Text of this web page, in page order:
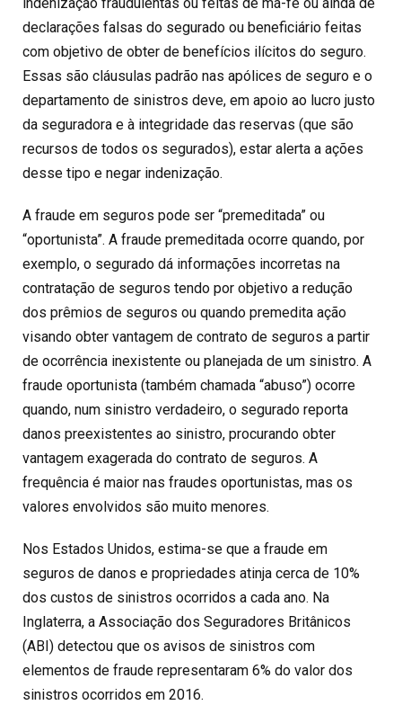
declarações falsas do segurado ou beneficiário feitas
com objetivo de obter de benefícios ilícitos do seguro.
Essas são cláusulas padrão nas apólices de seguro e o
departamento de sinistros deve, em apoio ao lucro justo
da seguradora e à integridade das reservas (que são
recursos de todos os segurados), estar alerta a ações
desse tipo e negar indenização.
A fraude em seguros pode ser “premeditada” ou
“oportunista”. A fraude premeditada ocorre quando, por
exemplo, o segurado dá informações incorretas na
contratação de seguros tendo por objetivo a redução
dos prêmios de seguros ou quando premedita ação
visando obter vantagem de contrato de seguros a partir
de ocorrência inexistente ou planejada de um sinistro. A
fraude oportunista (também chamada “abuso”) ocorre
quando, num sinistro verdadeiro, o segurado reporta
danos preexistentes ao sinistro, procurando obter
vantagem exagerada do contrato de seguros. A
frequência é maior nas fraudes oportunistas, mas os
valores envolvidos são muito menores.
Nos Estados Unidos, estima-se que a fraude em
seguros de danos e propriedades atinja cerca de 10%
dos custos de sinistros ocorridos a cada ano. Na
Inglaterra, a Associação dos Seguradores Britânicos
(ABI) detectou que os avisos de sinistros com
elementos de fraude representaram 6% do valor dos
sinistros ocorridos em 2016.